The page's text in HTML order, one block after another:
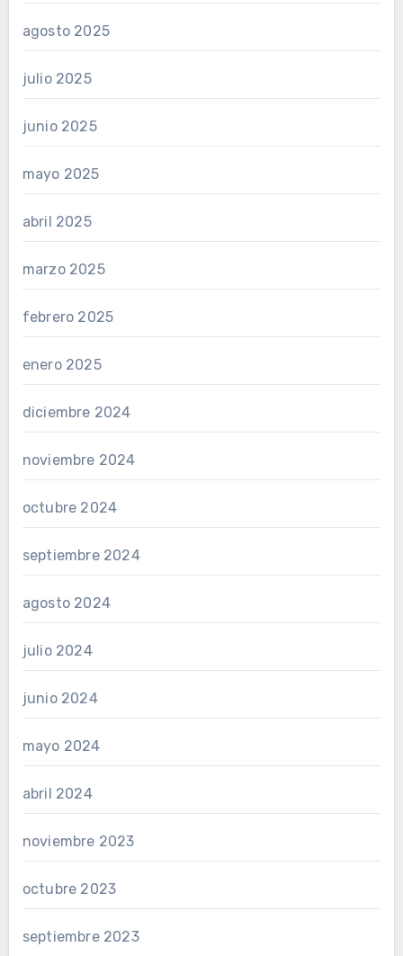
agosto 2025
julio 2025
junio 2025
mayo 2025
abril 2025
marzo 2025
febrero 2025
enero 2025
diciembre 2024
noviembre 2024
octubre 2024
septiembre 2024
agosto 2024
julio 2024
junio 2024
mayo 2024
abril 2024
noviembre 2023
octubre 2023
septiembre 2023